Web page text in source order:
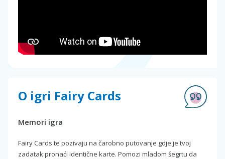
O igri Fairy Cards
Memori igra
Fairy Cards te pozivaju na čarobno putovanje gdje je tvoj
zadatak pronaći identične karte. Pomozi mladom šegrtu da